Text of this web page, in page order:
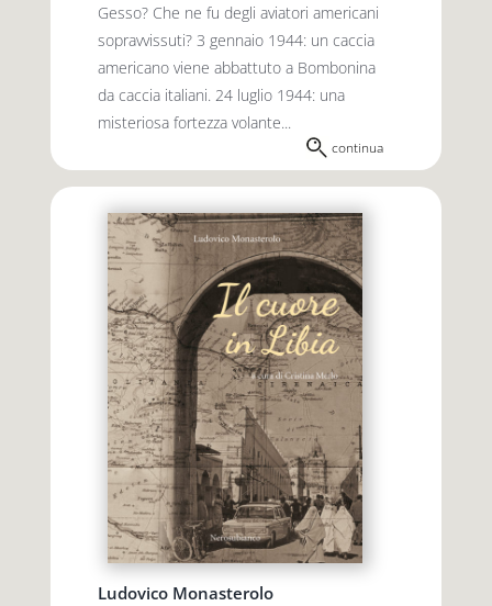
Gesso? Che ne fu degli aviatori americani
sopravvissuti? 3 gennaio 1944: un caccia
americano viene abbattuto a Bombonina
da caccia italiani. 24 luglio 1944: una
misteriosa fortezza volante...
continua
Ludovico Monasterolo